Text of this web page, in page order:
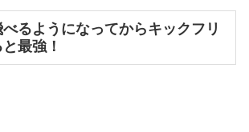
るようになってからキックフリ
最強！